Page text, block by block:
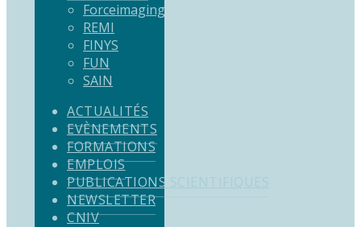
Forceimaging
REMI
FINYS
FUN
SAIN
ACTUALITÉS
EVÈNEMENTS
FORMATIONS
EMPLOIS
PUBLICATIONS SCIENTIFIQUES
NEWSLETTER
CNIV